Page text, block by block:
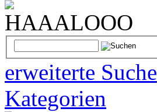
erweiterte Suche
Kategorien